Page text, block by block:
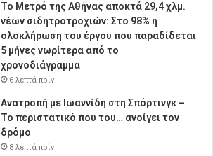
Το Μετρό της Αθήνας αποκτά 29,4 χλμ.
νέων σιδητροτροχιών: Στο 98% η
ολοκλήρωση του έργου που παραδίδεται
5 μήνες νωρίτερα από το
χρονοδιάγραμμα
6 λεπτά πρίν
Ανατροπή με Ιωαννίδη στη Σπόρτινγκ –
Το περιστατικό που του… ανοίγει τον
δρόμο
8 λεπτά πρίν